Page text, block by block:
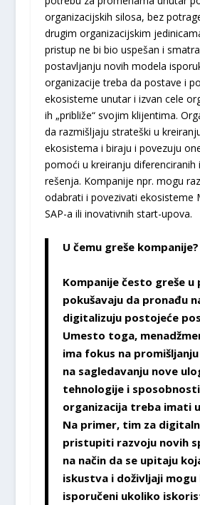
organizacijskih silosa, bez
drugim organizacijskim
pristup ne bi bio uspešan i
postavljanju novih modela
organizacije treba da postave i
ekosisteme unutar i izvan cele
ih „približe“ svojim klijentima.
da razmišljaju strateški u
ekosistema i biraju i povezuju
pomoći u kreiranju diferenciranih
rešenja. Kompanije npr. mogu
odabrati i povezivati ekosisteme
SAP-a ili inovativnih start-upova.
U čemu greše kompanije?
Kompanije često greše
pokušavaju da pronađu
digitalizuju postojeće
Umesto toga,
ima fokus na
na sagledavanju nove
tehnologije i
organizacija treba imati
Na primer, tim za
pristupiti razvoju novih
na način da se upitaju
iskustva i doživljaji
isporučeni ukoliko